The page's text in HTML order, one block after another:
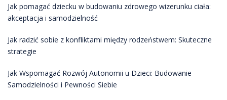
Jak pomagać dziecku w budowaniu zdrowego wizerunku ciała:
akceptacja i samodzielność
Jak radzić sobie z konfliktami między rodzeństwem: Skuteczne
strategie
Jak Wspomagać Rozwój Autonomii u Dzieci: Budowanie
Samodzielności i Pewności Siebie